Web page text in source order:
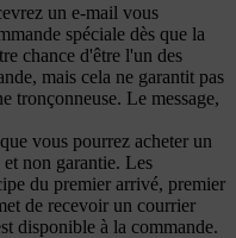
un e-mail vous
spéciale dès que la
chance d'être l'un des
mais cela ne garantit pas
tronçonneuse. Le message,
vous pourrez acheter un
non garantie. Les
du premier arrivé, premier
de recevoir un courrier
disponible à la commande.